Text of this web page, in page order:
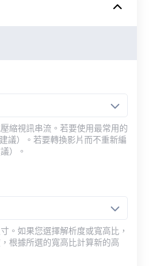
雲端硬碟
縮視訊串流。若要使用最常用的
議）。若要轉換影片而不重新編
）。
。如果您選擇解析度或寬高比，
根據所選的寬高比計算新的高